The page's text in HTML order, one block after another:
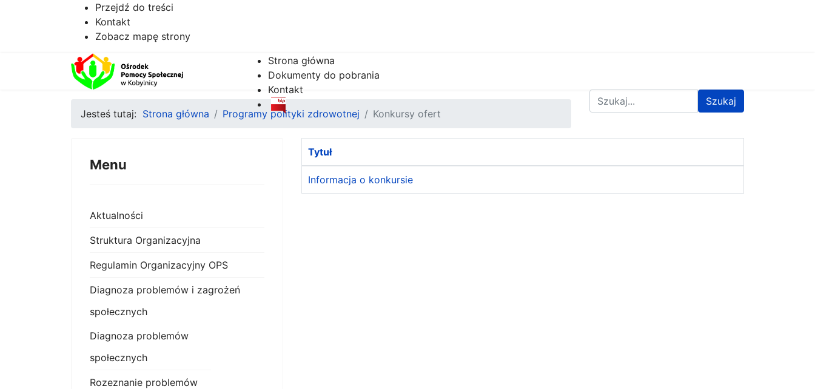
Przejdź do treści
Kontakt
Zobacz mapę strony
Strona główna
Dokumenty do pobrania
Kontakt
Jesteś tutaj: Strona główna Programy polityki zdrowotnej Konkursy ofert
Znajdź na stronie Szukaj
Menu
Aktualności
Struktura Organizacyjna
Regulamin Organizacyjny OPS
Diagnoza problemów i zagrożeń
społecznych
Diagnoza problemów
społecznych
Rozeznanie problemów
Tytuł
Informacja o konkursie